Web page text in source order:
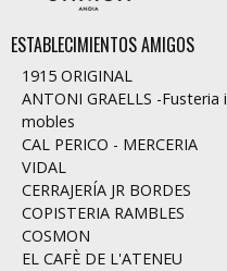
ESTABLECIMIENTOS AMIGOS
1915 ORIGINAL
ANTONI GRAELLS -Fusteria i
mobles
CAL PERICO - MERCERIA
VIDAL
CERRAJERÍA JR BORDES
COPISTERIA RAMBLES
COSMON
EL CAFÈ DE L'ATENEU